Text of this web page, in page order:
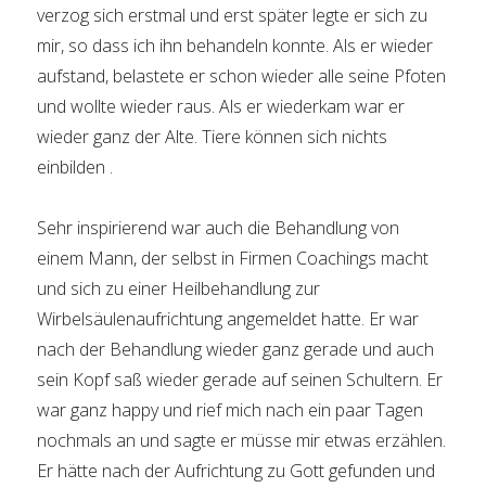
verzog sich erstmal und erst später legte er sich zu
mir, so dass ich ihn behandeln konnte. Als er wieder
aufstand, belastete er schon wieder alle seine Pfoten
und wollte wieder raus. Als er wiederkam war er
wieder ganz der Alte. Tiere können sich nichts
einbilden .
Sehr inspirierend war auch die Behandlung von
einem Mann, der selbst in Firmen Coachings macht
und sich zu einer Heilbehandlung zur
Wirbelsäulenaufrichtung angemeldet hatte. Er war
nach der Behandlung wieder ganz gerade und auch
sein Kopf saß wieder gerade auf seinen Schultern. Er
war ganz happy und rief mich nach ein paar Tagen
nochmals an und sagte er müsse mir etwas erzählen.
Er hätte nach der Aufrichtung zu Gott gefunden und